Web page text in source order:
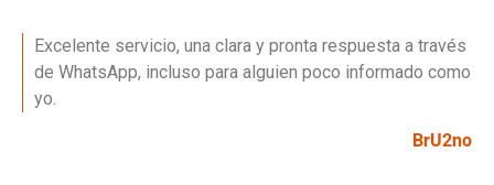
Excelente servicio, una clara y pronta respuesta a través
de WhatsApp, incluso para alguien poco informado como
yo.
BrU2no